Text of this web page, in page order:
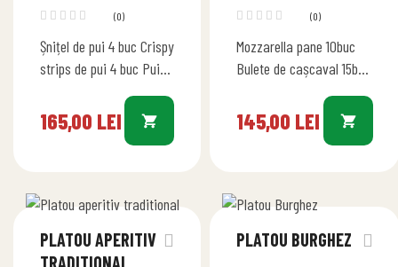
(0)
Șnițel de pui 4 buc Crispy
strips de pui 4 buc Pui
Crispy cu fulgi porumb…
165,00 LEI
(0)
Mozzarella pane 10buc
Bulete de cașcaval 15buc
Chifteluțe de porc 15 buc
Cartofi prăjiți 200g
145,00 LEI
PLATOU APERITIV
TRADITIONAL
PLATOU BURGHEZ